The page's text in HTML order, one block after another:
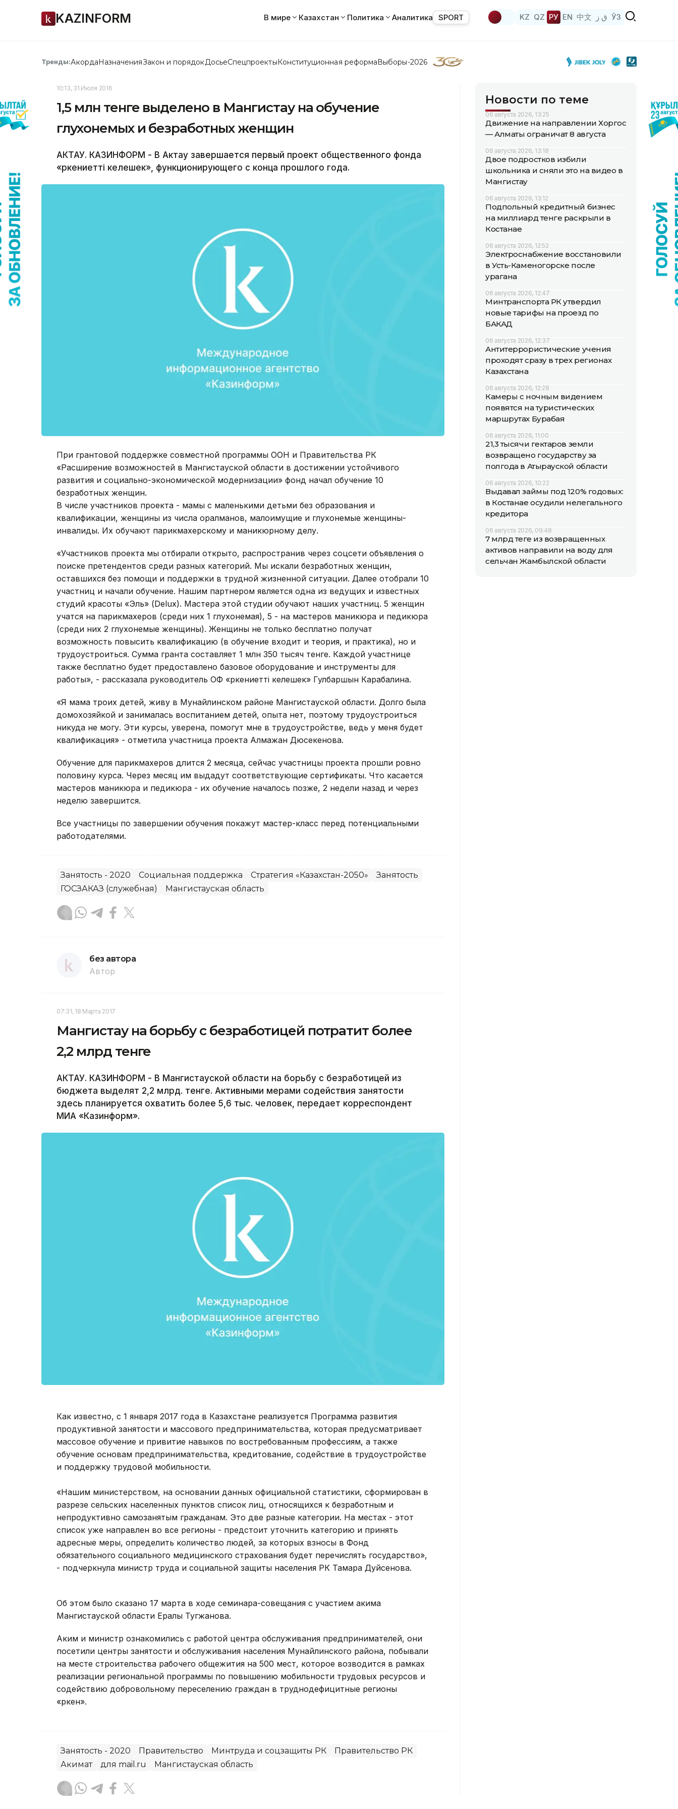
KAZINFORM В мире Казахстан Политика Аналитика SPORT KZ QZ РУ EN 中文 ق ز ЎЗ
Тренды:АкордаНазначенияЗакон и порядок ДосьеСпецпроектыКонституционная реформаВыборы-2026
10:13, 31 Июля 2016
1,5 млн тенге выделено в Мангистау на обучение
глухонемых и безработных женщин
АКТАУ. КАЗИНФОРМ - В Актау завершается первый проект общественного фонда
«Өркениетті келешек», функционирующего с конца прошлого года.
При грантовой поддержке совместной программы ООН и Правительства РК
«Расширение возможностей в Мангистауской области в достижении устойчивого
развития и социально-экономической модернизации» фонд начал обучение 10
безработных женщин.
В числе участников проекта - мамы с маленькими детьми без образования и
квалификации, женщины из числа оралманов, малоимущие и глухонемые женщины-
инвалиды. Их обучают парикмахерскому и маникюрному делу.
«Участников проекта мы отбирали открыто, распространив через соцсети объявления о
поиске претендентов среди разных категорий. Мы искали безработных женщин,
оставшихся без помощи и поддержки в трудной жизненной ситуации. Далее отобрали 10
участниц и начали обучение. Нашим партнером является одна из ведущих и известных
студий красоты «Эль» (Delux). Мастера этой студии обучают наших участниц. 5 женщин
учатся на парикмахеров (среди них 1 глухонемая), 5 - на мастеров маникюра и педикюра
(среди них 2 глухонемые женщины). Женщины не только бесплатно получат
возможность повысить квалификацию (в обучение входит и теория, и практика), но и
трудоустроиться. Сумма гранта составляет 1 млн 350 тысяч тенге. Каждой участнице
также бесплатно будет предоставлено базовое оборудование и инструменты для
работы», - рассказала руководитель ОФ «Өркениетті келешек» Гулбаршын Карабалина.
«Я мама троих детей, живу в Мунайлинском районе Мангистауской области. Долго была
домохозяйкой и занималась воспитанием детей, опыта нет, поэтому трудоустроиться
никуда не могу. Эти курсы, уверена, помогут мне в трудоустройстве, ведь у меня будет
квалификация» - отметила участница проекта Алмажан Дюсекенова.
Обучение для парикмахеров длится 2 месяца, сейчас участницы проекта прошли ровно
половину курса. Через месяц им выдадут соответствующие сертификаты. Что касается
мастеров маникюра и педикюра - их обучение началось позже, 2 недели назад и через
неделю завершится.
Все участницы по завершении обучения покажут мастер-класс перед потенциальными
работодателями.
Занятость - 2020 Социальная поддержка Стратегия «Казахстан-2050»
Занятость
ГОСЗАКАЗ (служебная)
Мангистауская область
без автора
Автор
07:31, 18 Марта 2017
Мангистау на борьбу с безработицей потратит более
2,2 млрд тенге
АКТАУ. КАЗИНФОРМ - В Мангистауской области на борьбу с безработицей из
бюджета выделят 2,2 млрд. тенге. Активными мерами содействия занятости
здесь планируется охватить более 5,6 тыс. человек, передает корреспондент
МИА «Казинформ».
Как известно, с 1 января 2017 года в Казахстане реализуется Программа развития
продуктивной занятости и массового предпринимательства, которая предусматривает
массовое обучение и привитие навыков по востребованным профессиям, а также
обучение основам предпринимательства, кредитование, содействие в трудоустройстве
и поддержку трудовой мобильности.
«Нашим министерством, на основании данных официальной статистики, сформирован в
разрезе сельских населенных пунктов список лиц, относящихся к безработным и
непродуктивно самозанятым гражданам. Это две разные категории. На местах - этот
список уже направлен во все регионы - предстоит уточнить категорию и принять
адресные меры, определить количество людей, за которых взносы в Фонд
обязательного социального медицинского страхования будет перечислять государство»,
- подчеркнула министр труда и социальной защиты населения РК Тамара Дуйсенова.
Об этом было сказано 17 марта в ходе семинара-совещания с участием акима
Мангистауской области Ералы Тугжанова.
Аким и министр ознакомились с работой центра обслуживания предпринимателей, они
посетили центры занятости и обслуживания населения Мунайлинского района, побывали
на месте строительства рабочего общежития на 500 мест, которое возводится в рамках
реализации региональной программы по повышению мобильности трудовых ресурсов и
содействию добровольному переселению граждан в труднодефицитные регионы
«Өркен».
Занятость - 2020 Правительство Минтруда и соцзащиты РК
Правительство РК
Акимат
для mail.ru Мангистауская область
Новости по теме
06 августа 2026, 13:25
Движение на направлении Хоргос
— Алматы ограничат 8 августа
06 августа 2026, 13:18
Двое подростков избили
школьника и сняли это на видео в
Мангистау
06 августа 2026, 13:12
Подпольный кредитный бизнес
на миллиард тенге раскрыли в
Костанае
06 августа 2026, 12:52
Электроснабжение восстановили
в Усть-Каменогорске после
урагана
06 августа 2026, 12:47
Минтранспорта РК утвердил
новые тарифы на проезд по
БАКАД
06 августа 2026, 12:37
Антитеррористические учения
проходят сразу в трех регионах
Казахстана
06 августа 2026, 12:28
Камеры с ночным видением
появятся на туристических
маршрутах Бурабая
06 августа 2026, 11:00
21,3 тысячи гектаров земли
возвращено государству за
полгода в Атырауской области
06 августа 2026, 10:22
Выдавал займы под 120% годовых:
в Костанае осудили нелегального
кредитора
06 августа 2026, 09:48
7 млрд теңге из возвращенных
активов направили на воду для
сельчан Жамбылской области